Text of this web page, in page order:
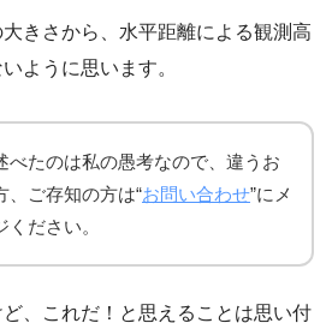
きさから、水平距離による観測高
ように思います。
べたのは私の愚考なので、違うお
、ご存知の方は“お問い合わせ”にメ
ください。
、これだ！と思えることは思い付